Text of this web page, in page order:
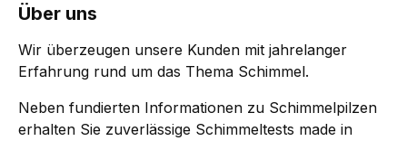
Über uns
Wir überzeugen unsere Kunden mit jahrelanger
Erfahrung rund um das Thema Schimmel.
Neben fundierten Informationen zu Schimmelpilzen
erhalten Sie zuverlässige Schimmeltests made in